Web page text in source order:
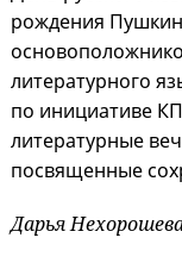
рождения
литературного
по инициативе
литературные
посвященные
Дарья